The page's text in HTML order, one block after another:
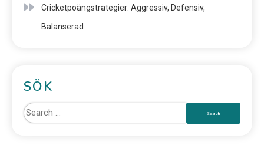
Cricketpoängstrategier: Aggressiv, Defensiv,
Balanserad
SÖK